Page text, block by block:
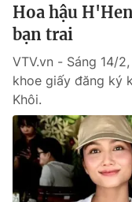
Góc doanh nghiệp
Truyền hình
Phim VTV
Hậu trường
Nhân vật
Khán giả
Giải sao mai
Giải trí
Điện ảnh
Âm nhạc
Sao
Đời sống
Du lịch
Làm đẹp
Giáo dục
Tuyển sinh
Công nghệ
Hoa hậu
bạn trai
VTV.vn - Sáng 14/
khoe giấy đăng ký
Khôi.